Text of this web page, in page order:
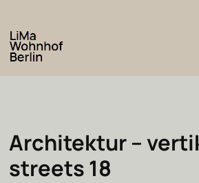
Architektur –
streets 18